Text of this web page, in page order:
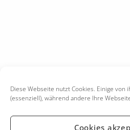
Diese Webseite nutzt Cookies. Einige
(essenziell), während andere Ihre
Cookies